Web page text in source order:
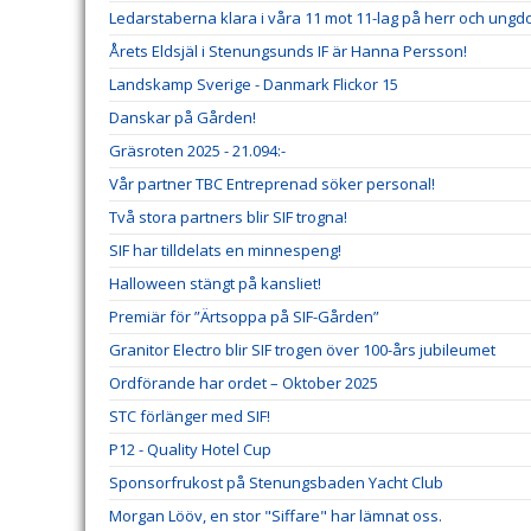
Ledarstaberna klara i våra 11 mot 11-lag på herr och
Årets Eldsjäl i Stenungsunds IF är Hanna Persson!
Landskamp Sverige - Danmark Flickor 15
Danskar på Gården!
Gräsroten 2025 - 21.094:-
Vår partner TBC Entreprenad söker personal!
Två stora partners blir SIF trogna!
SIF har tilldelats en minnespeng!
Halloween stängt på kansliet!
Premiär för ”Ärtsoppa på SIF-Gården”
Granitor Electro blir SIF trogen över 100-års jubileumet
Ordförande har ordet – Oktober 2025
STC förlänger med SIF!
P12 - Quality Hotel Cup
Sponsorfrukost på Stenungsbaden Yacht Club
Morgan Lööv, en stor "Siffare" har lämnat oss.